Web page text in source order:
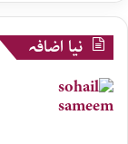
نیا اضافہ